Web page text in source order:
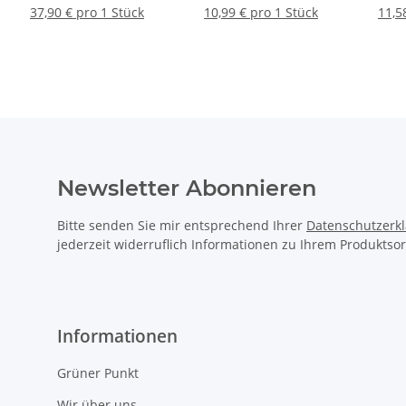
37,90 € pro 1 Stück
Durchstoßmembran,
10,99 € pro 1 Stück
Newsletter Abonnieren
Bitte senden Sie mir entsprechend Ihrer
jederzeit widerruflich Informationen zu Ihrem
Informationen
Grüner Punkt